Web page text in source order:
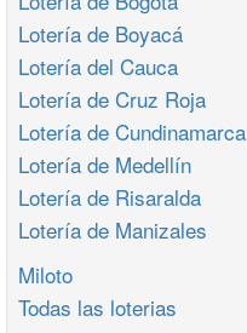
Lotería de Boyacá
Lotería del Cauca
Lotería de Cruz Roja
Lotería de Cundinamarca
Lotería de Medellín
Lotería de Risaralda
Lotería de Manizales
Miloto
Todas las loterias